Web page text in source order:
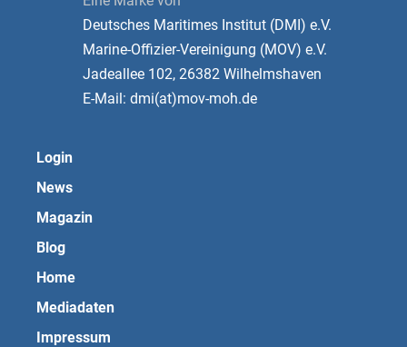
Deutsches Maritimes Institut (DMI) e.V.
Marine-Offizier-Vereinigung (MOV) e.V.
Jadeallee 102, 26382 Wilhelmshaven
E-Mail: dmi(at)mov-moh.de
Login
News
Magazin
Blog
Home
Mediadaten
Impressum